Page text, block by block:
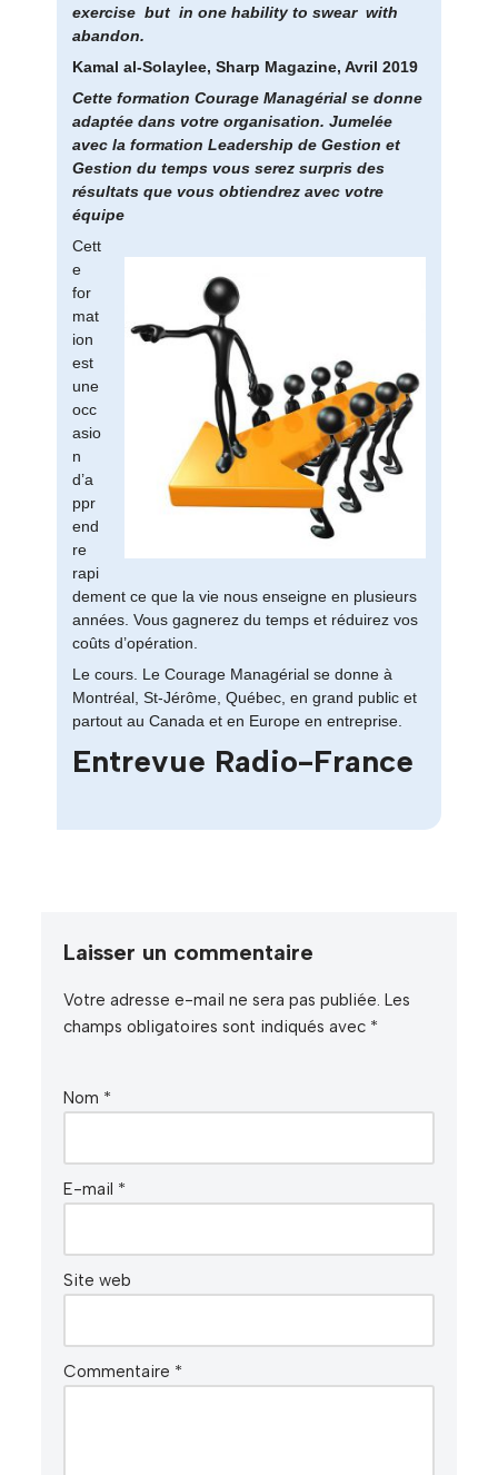
exercise but in one hability to swear with
abandon.
Kamal al-Solaylee, Sharp Magazine, Avril 2019
Cette formation Courage Managérial se donne
adaptée dans votre organisation. Jumelée
avec la formation Leadership de Gestion et
Gestion du temps vous serez surpris des
résultats que vous obtiendrez avec votre
équipe
Cett
e
for
mat
ion
est
une
occ
asio
n
d’a
ppr
end
re
rapi
dement ce que la vie nous enseigne en plusieurs
années. Vous gagnerez du temps et réduirez vos
coûts d’opération.
Le cours. Le Courage Managérial se donne à
Montréal, St-Jérôme, Québec, en grand public et
partout au Canada et en Europe en entreprise.
Entrevue Radio-France
Laisser un commentaire
Votre adresse e-mail ne sera pas publiée. Les
champs obligatoires sont indiqués avec *
Nom *
E-mail *
Site web
Commentaire *